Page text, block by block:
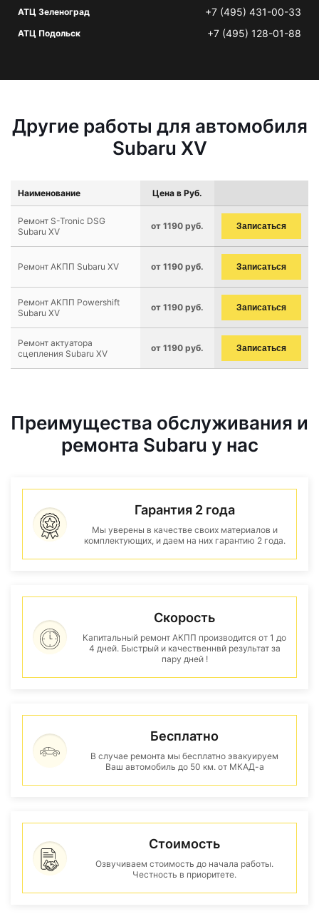
АТЦ Зеленоград +7 (495) 431-00-33
АТЦ Подольск +7 (495) 128-01-88
Другие работы для автомобиля
Subaru XV
Наименование Цена в Руб.
Ремонт S-Tronic DSG
Subaru XV
от 1190 руб. Записаться
Ремонт АКПП Subaru XV от 1190 руб. Записаться
Ремонт АКПП Powershift
Subaru XV
от 1190 руб. Записаться
Ремонт актуатора
сцепления Subaru XV
от 1190 руб. Записаться
Преимущества обслуживания и
ремонта Subaru у нас
Гарантия 2 года
Мы уверены в качестве своих материалов и
комплектующих, и даем на них гарантию 2 года.
Скорость
Капитальный ремонт АКПП производится от 1 до
4 дней. Быстрый и качественнвй результат за
пару дней !
Бесплатно
В случае ремонта мы бесплатно эвакуируем
Ваш автомобиль до 50 км. от МКАД-а
Стоимость
Озвучиваем стоимость до начала работы.
Честность в приоритете.